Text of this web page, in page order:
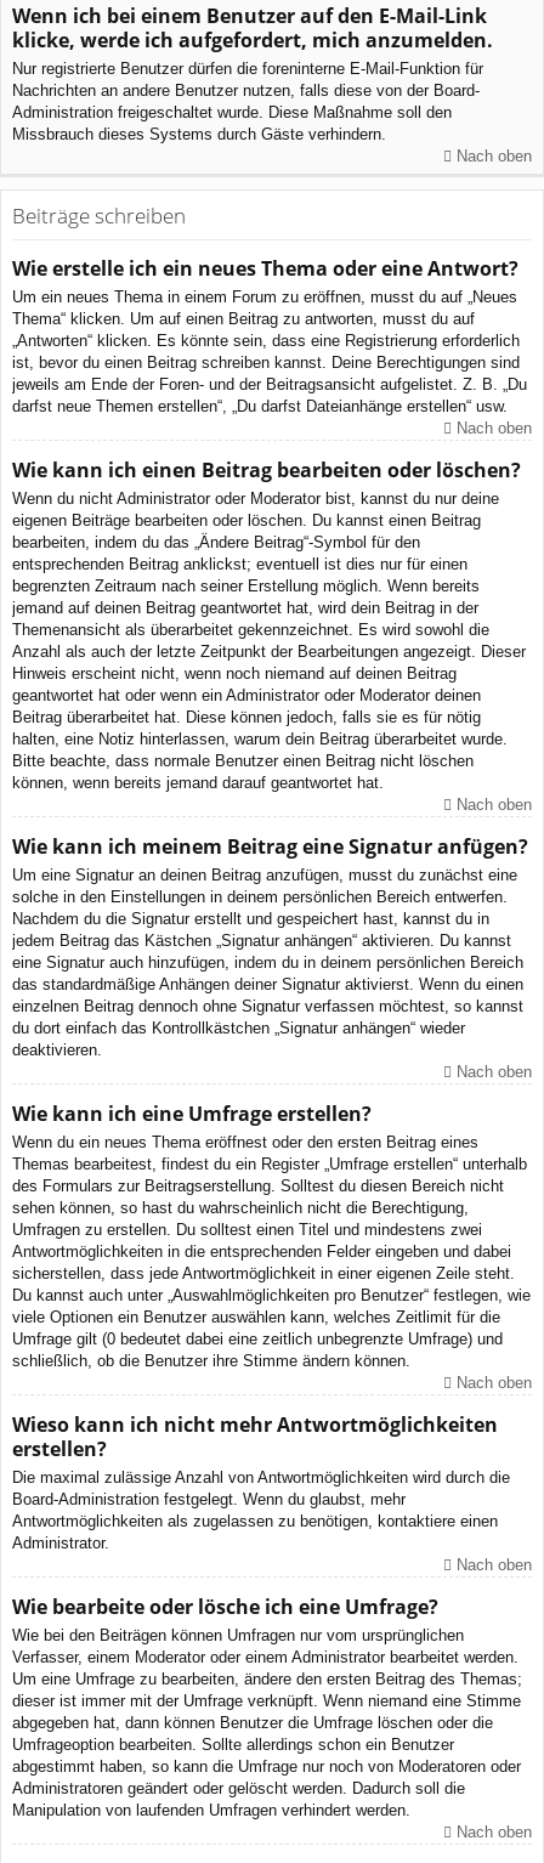
Wenn ich bei einem Benutzer auf den E-Mail-Link
klicke, werde ich aufgefordert, mich anzumelden.
Nur registrierte Benutzer dürfen die foreninterne E-Mail-Funktion für
Nachrichten an andere Benutzer nutzen, falls diese von der Board-
Administration freigeschaltet wurde. Diese Maßnahme soll den
Missbrauch dieses Systems durch Gäste verhindern.
Nach oben
Beiträge schreiben
Wie erstelle ich ein neues Thema oder eine Antwort?
Um ein neues Thema in einem Forum zu eröffnen, musst du auf „Neues
Thema“ klicken. Um auf einen Beitrag zu antworten, musst du auf
„Antworten“ klicken. Es könnte sein, dass eine Registrierung erforderlich
ist, bevor du einen Beitrag schreiben kannst. Deine Berechtigungen sind
jeweils am Ende der Foren- und der Beitragsansicht aufgelistet. Z. B. „Du
darfst neue Themen erstellen“, „Du darfst Dateianhänge erstellen“ usw.
Nach oben
Wie kann ich einen Beitrag bearbeiten oder löschen?
Wenn du nicht Administrator oder Moderator bist, kannst du nur deine
eigenen Beiträge bearbeiten oder löschen. Du kannst einen Beitrag
bearbeiten, indem du das „Ändere Beitrag“-Symbol für den
entsprechenden Beitrag anklickst; eventuell ist dies nur für einen
begrenzten Zeitraum nach seiner Erstellung möglich. Wenn bereits
jemand auf deinen Beitrag geantwortet hat, wird dein Beitrag in der
Themenansicht als überarbeitet gekennzeichnet. Es wird sowohl die
Anzahl als auch der letzte Zeitpunkt der Bearbeitungen angezeigt. Dieser
Hinweis erscheint nicht, wenn noch niemand auf deinen Beitrag
geantwortet hat oder wenn ein Administrator oder Moderator deinen
Beitrag überarbeitet hat. Diese können jedoch, falls sie es für nötig
halten, eine Notiz hinterlassen, warum dein Beitrag überarbeitet wurde.
Bitte beachte, dass normale Benutzer einen Beitrag nicht löschen
können, wenn bereits jemand darauf geantwortet hat.
Nach oben
Wie kann ich meinem Beitrag eine Signatur anfügen?
Um eine Signatur an deinen Beitrag anzufügen, musst du zunächst eine
solche in den Einstellungen in deinem persönlichen Bereich entwerfen.
Nachdem du die Signatur erstellt und gespeichert hast, kannst du in
jedem Beitrag das Kästchen „Signatur anhängen“ aktivieren. Du kannst
eine Signatur auch hinzufügen, indem du in deinem persönlichen Bereich
das standardmäßige Anhängen deiner Signatur aktivierst. Wenn du einen
einzelnen Beitrag dennoch ohne Signatur verfassen möchtest, so kannst
du dort einfach das Kontrollkästchen „Signatur anhängen“ wieder
deaktivieren.
Nach oben
Wie kann ich eine Umfrage erstellen?
Wenn du ein neues Thema eröffnest oder den ersten Beitrag eines
Themas bearbeitest, findest du ein Register „Umfrage erstellen“ unterhalb
des Formulars zur Beitragserstellung. Solltest du diesen Bereich nicht
sehen können, so hast du wahrscheinlich nicht die Berechtigung,
Umfragen zu erstellen. Du solltest einen Titel und mindestens zwei
Antwortmöglichkeiten in die entsprechenden Felder eingeben und dabei
sicherstellen, dass jede Antwortmöglichkeit in einer eigenen Zeile steht.
Du kannst auch unter „Auswahlmöglichkeiten pro Benutzer“ festlegen, wie
viele Optionen ein Benutzer auswählen kann, welches Zeitlimit für die
Umfrage gilt (0 bedeutet dabei eine zeitlich unbegrenzte Umfrage) und
schließlich, ob die Benutzer ihre Stimme ändern können.
Nach oben
Wieso kann ich nicht mehr Antwortmöglichkeiten
erstellen?
Die maximal zulässige Anzahl von Antwortmöglichkeiten wird durch die
Board-Administration festgelegt. Wenn du glaubst, mehr
Antwortmöglichkeiten als zugelassen zu benötigen, kontaktiere einen
Administrator.
Nach oben
Wie bearbeite oder lösche ich eine Umfrage?
Wie bei den Beiträgen können Umfragen nur vom ursprünglichen
Verfasser, einem Moderator oder einem Administrator bearbeitet werden.
Um eine Umfrage zu bearbeiten, ändere den ersten Beitrag des Themas;
dieser ist immer mit der Umfrage verknüpft. Wenn niemand eine Stimme
abgegeben hat, dann können Benutzer die Umfrage löschen oder die
Umfrageoption bearbeiten. Sollte allerdings schon ein Benutzer
abgestimmt haben, so kann die Umfrage nur noch von Moderatoren oder
Administratoren geändert oder gelöscht werden. Dadurch soll die
Manipulation von laufenden Umfragen verhindert werden.
Nach oben